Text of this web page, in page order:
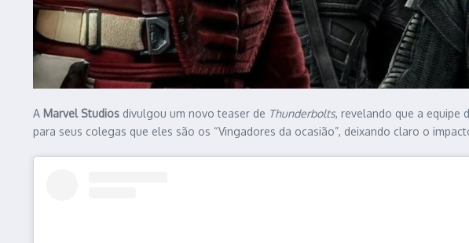
A Marvel Studios divulgou um novo teaser de Thunderbolts, revelando que a equipe
para seus colegas que eles são os “Vingadores da ocasião”, deixando claro o